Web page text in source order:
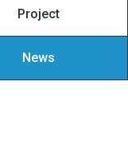
Project
News